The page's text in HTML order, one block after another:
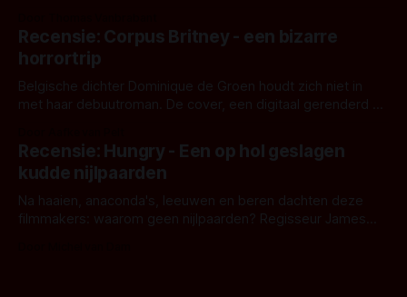
'Skeletons', een nieuwe creature feature waarvoor de
opnames zijn gestart in Australië.
Recensie: Corpus Britney - een bizarre
horrortrip
Belgische dichter Dominique de Groen houdt zich niet in
met haar debuutroman. De cover, een digitaal gerenderd en
achtergrond, belooft iets kleurrijks maar onheilspellends,
iets ongrijpbaars. En dat maakt De Groen met ieder woord
waar.
Recensie: Hungry - Een op hol geslagen
kudde nijlpaarden
Na haaien, anaconda's, leeuwen en beren dachten deze
filmmakers: waarom geen nijlpaarden? Regisseur James